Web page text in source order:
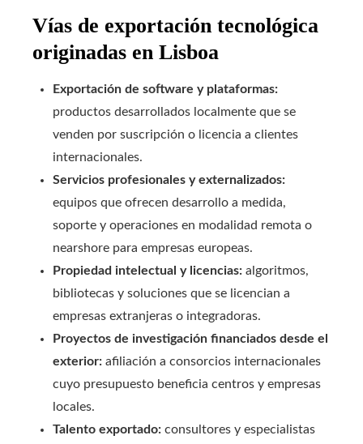
Vías de exportación tecnológica
originadas en Lisboa
Exportación de software y plataformas:
productos desarrollados localmente que se
venden por suscripción o licencia a clientes
internacionales.
Servicios profesionales y externalizados:
equipos que ofrecen desarrollo a medida,
soporte y operaciones en modalidad remota o
nearshore para empresas europeas.
Propiedad intelectual y licencias: algoritmos,
bibliotecas y soluciones que se licencian a
empresas extranjeras o integradoras.
Proyectos de investigación financiados desde el
exterior: afiliación a consorcios internacionales
cuyo presupuesto beneficia centros y empresas
locales.
Talento exportado: consultores y especialistas